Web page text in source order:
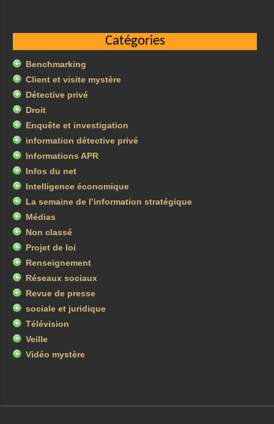
Catégories
Benchmarking
Client et visite mystère
Détective privé
Droit
Enquête et investigation
information détective privé
Informations APR
Infos du net
Intelligence économique
La semaine de l’information stratégique
Médias
Non classé
Projet de loi
Renseignement
Réseaux sociaux
Revue de presse
sociale et juridique
Télévision
Veille
Vidéo mystère